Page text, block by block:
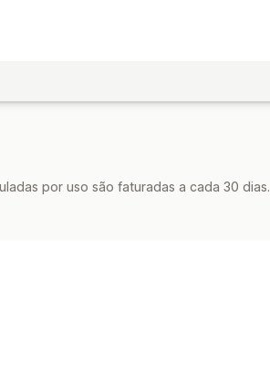
por uso são faturadas a cada 30 dias.